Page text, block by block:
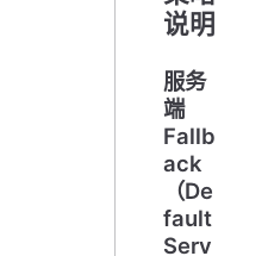
说明
服务
端
Fallb
ack
（De
fault
Serv